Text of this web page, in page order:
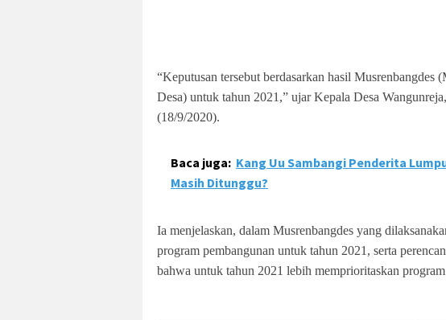
“Keputusan tersebut berdasarkan hasil Musrenbangdes
Desa) untuk tahun 2021,” ujar Kepala Desa
(18/9/2020).
Baca juga: Kang Uu Sambangi Penderita
Masih Ditunggu?
Ia menjelaskan, dalam Musrenbangdes yang
program pembangunan untuk tahun 2021, serta
bahwa untuk tahun 2021 lebih memprioritaskan